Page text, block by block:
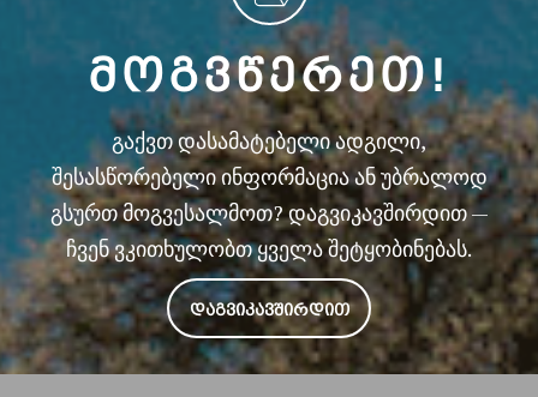
ᲛᲝᲒᲕᲬᲔᲠᲔᲗ!
გაქვთ დასამატებელი ადგილი,
შესასწორებელი ინფორმაცია ან უბრალოდ
გსურთ მოგვესალმოთ? დაგვიკავშირდით —
ჩვენ ვკითხულობთ ყველა შეტყობინებას.
ᲓᲐᲒᲕᲘᲙᲐᲕᲨᲘᲠᲓᲘᲗ